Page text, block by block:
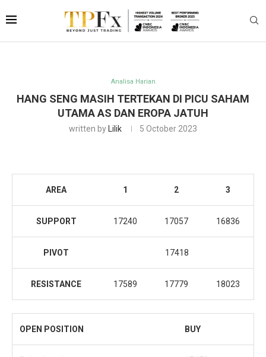
Analisa Harian
HANG SENG MASIH TERTEKAN DI PICU SAHAM
UTAMA AS DAN EROPA JATUH
written by Lilik 5 October 2023
AREA 1 2 3
SUPPORT 17240 17057 16836
PIVOT 17418
RESISTANCE 17589 17779 18023
OPEN POSITION BUY